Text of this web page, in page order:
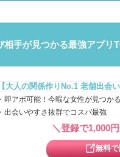
相手が見つかる最強アプリ
【大人の関係作りNo.1 老舗出会い
・即アポ可能！今暇な女性が見つかる
・出会いやすさ抜群でコスパ最強
＼登録で1,000
無料